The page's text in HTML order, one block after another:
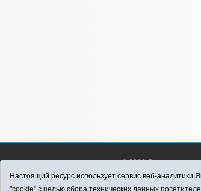
© 2026 Сетевое
района. Для детей
материалов ссылка
Настоящий ресурс использует сервис веб-
"cookie" с целью сбора технических данных